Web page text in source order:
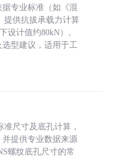
专业标准（如《混
提供抗拔承载力计算
设计值约80kN）。
型建议，适用于工
尺寸及底孔计算，
提供专业数据来源
螺纹底孔尺寸的常